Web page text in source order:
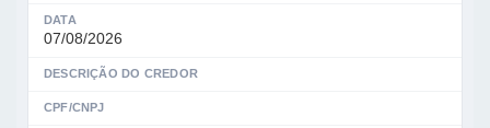
DATA
07/08/2026
DESCRIÇÃO DO CREDOR
CPF/CNPJ